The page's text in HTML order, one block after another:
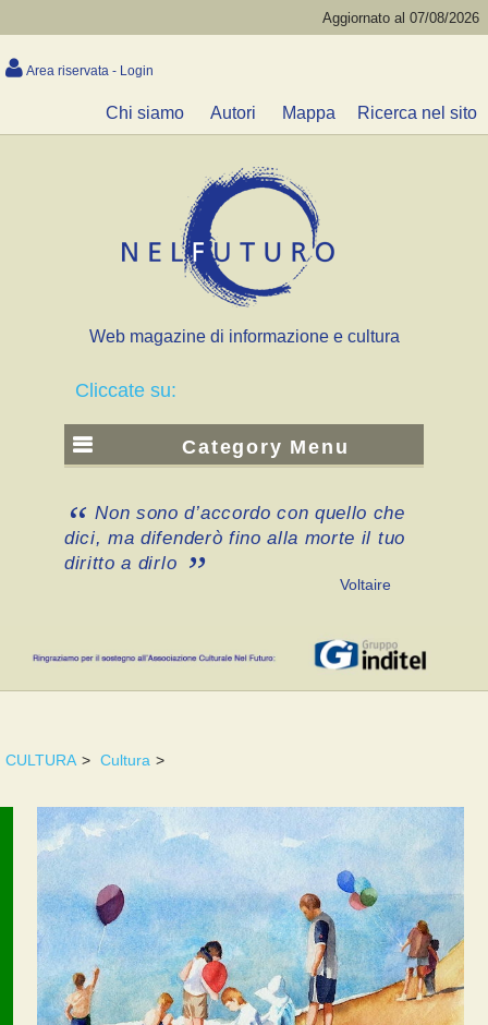
Aggiornato al 07/08/2026
Area riservata - Login
Chi siamo Autori Mappa Ricerca nel sito
Web magazine di informazione e cultura
Cliccate su:
Category Menu
Non sono d’accordo con quello che
dici, ma difenderò fino alla morte il tuo
diritto a dirlo
Voltaire
CULTURA > Cultura >